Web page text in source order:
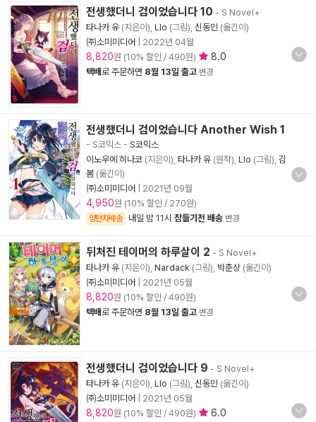
전생했더니 검이었습니다 10 - S Novel+
타나카 유 (지은이), Llo (그림), 신동민 (옮긴이)
㈜소미미디어
2022년 04월
8,820원 (10% 할인 / 490원) 8.0
택배로 주문하면 8월 13일 출고 변경
전생했더니 검이었습니다 Another Wish 1
- S코믹스 - S코믹스
이노우에 히나코 (지은이), 타나카 유 (원작), Llo (그림), 김
봄 (옮긴이)
㈜소미미디어
2021년 09월
4,950원 (10% 할인 / 270원)
양탄자배송 내일 밤 11시 잠들기전 배송 변경
뒤처진 테이머의 하루살이 2 - S Novel+
타나카 유 (지은이), Nardack (그림), 박춘상 (옮긴이)
㈜소미미디어
2021년 05월
8,820원 (10% 할인 / 490원)
택배로 주문하면 8월 13일 출고 변경
전생했더니 검이었습니다 9 - S Novel+
타나카 유 (지은이), Llo (그림), 신동민 (옮긴이)
㈜소미미디어
2021년 05월
8,820원 (10% 할인 / 490원) 6.0